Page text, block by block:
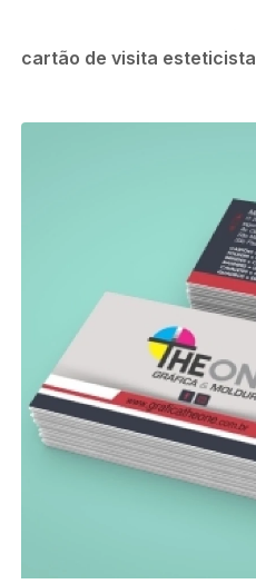
cartão de visita esteticista